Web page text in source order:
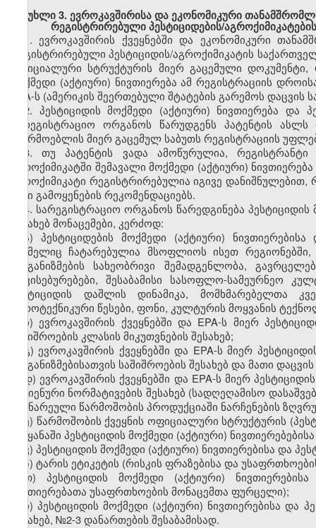
მუხლი 3. ევროკავშირისა და ეკონომიკური
რეგისტრირებული პესტიციდების/
1. ევროკავშირის ქვეყნებში და ეკონომიკური
რეგისტრირებული პესტიციდის/აგროქიმიკატის
ოფიციალური სტრუქტურის მიერ გაცემული
მოქმედი (აქტიური) ნივთიერება ამ რეგისტრაციის
EPA-ს (ამერიკის შეერთებული შტატების გარემოს
2. პესტიციდის მოქმედი (აქტიური) ნივთიერება და
სარეგისტრაციო ორგანოს წარუდგენს პატენტის
მწარმოებლის მიერ გაცემულ საბუთს რეგისტრაციის
3. თუ პატენტის ვადა ამოწურულია, რეგისტრანტი
აგროქიმიკატში შემავალი მოქმედი (აქტიური)
აგროქიმიკატი რეგისტრირებულია იგივე
მისი გამოყენების რეკომენდაციებს.
4. სარეგისტრაციო ორგანოს წარედგინება
შესახებ მონაცემები, კერძოდ:
ა) პესტიციდების მოქმედი (აქტიური)
რომელიც ჩატარებულია მსოფლიოს ისეთ
ორგანიზმების სახეობრივი შემადგენლობა,
თავისებურებები, შესაბამისი სასოფლო-სამეურნეო
პესტიციდის დაშლის დინამიკა, მომხმარებელთა
აგროტექნიკური წესები, ფონი, კულტურის მოყვანის
ბ) ევროკავშირის ქვეყნებში და EPA-ს მიერ
საშიშროების კლასის მიკუთვნების შესახებ;
გ) ევროკავშირის ქვეყნებში და EPA-ს მიერ
ორგანიზმებისათვის საშიშროების შესახებ და მათი
დ) ევროკავშირის ქვეყნებში და EPA-ს მიერ
ჰიგიენური ნორმატივების შესახებ (სადღეღამისო
მცენარეული წარმოშობის პროდუქციაში ნარჩენების
ე) წარმოშობის ქვეყნის ოფიციალური სტრუქტურის
ქვეყანაში პესტიციდის მოქმედი (აქტიური)
ვ) პესტიციდის მოქმედი (აქტიური) ნივთიერებისა და
ზ) ტარის ეტიკეტის (რისკის ფრაზებისა და
თ) პესტიციდის მოქმედი (აქტიური)
ნივთიერებათა უსაფრთხოების მონაცემთა ფურცელი);
ი) პესტიციდის მოქმედი (აქტიური) ნივთიერებისა და
შესახებ, №2-3 დანართების შესაბამისად.